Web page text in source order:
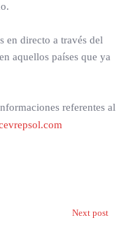
en directo a través del
aquellos países que ya
referentes al
Next post